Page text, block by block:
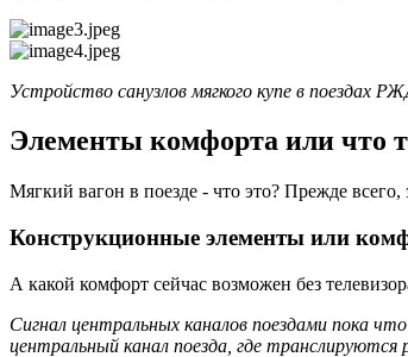
Устройство санузлов мягкого купе в поездах
Элементы комфорта или что
Мягкий вагон в поезде - что это? Прежде всего,
Конструкционные элементы или
А какой комфорт сейчас возможен без
Сигнал центральных каналов поездами пока
центральный канал поезда, где